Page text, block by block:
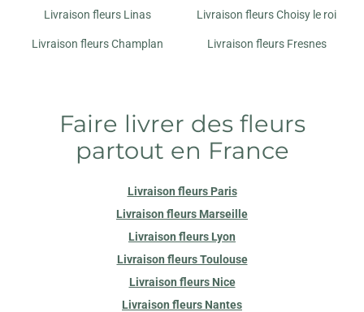
Livraison fleurs Linas Livraison fleurs Choisy le roi
Livraison fleurs Champlan Livraison fleurs Fresnes
Faire livrer des fleurs
partout en France
Livraison fleurs Paris
Livraison fleurs Marseille
Livraison fleurs Lyon
Livraison fleurs Toulouse
Livraison fleurs Nice
Livraison fleurs Nantes